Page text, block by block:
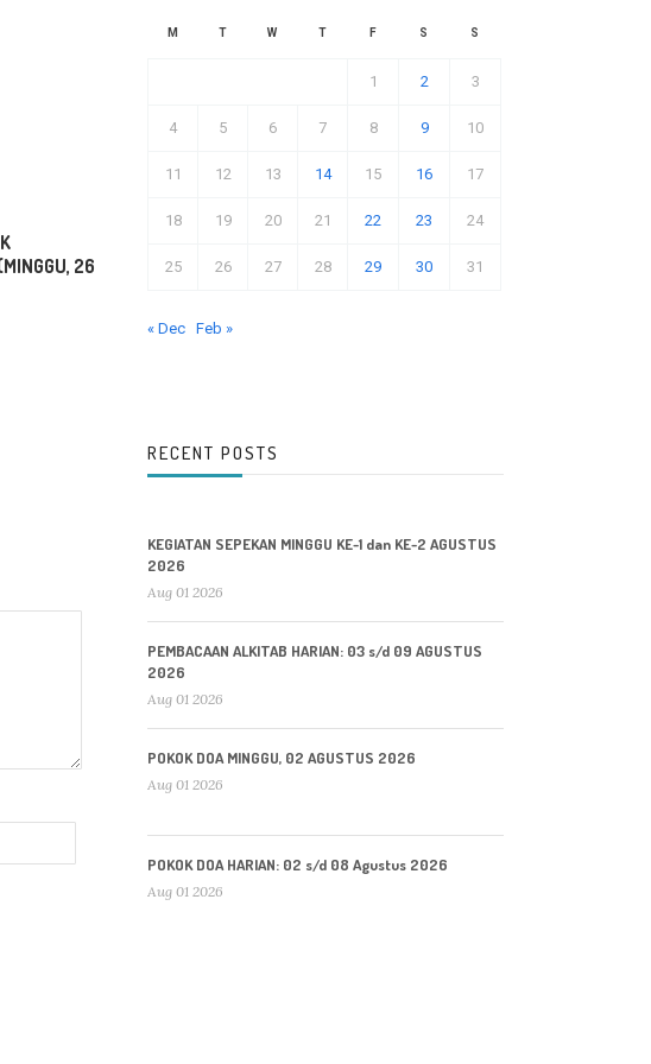
26
M T W T F S S
1 2 3
4 5 6 7 8 9 10
11 12 13 14 15 16 17
18 19 20 21 22 23 24
25 26 27 28 29 30 31
« Dec Feb »
RECENT POSTS
KEGIATAN SEPEKAN MINGGU KE-1 dan KE-2 AGUSTUS
2026
Aug 01 2026
PEMBACAAN ALKITAB HARIAN: 03 s/d 09 AGUSTUS
2026
Aug 01 2026
POKOK DOA MINGGU, 02 AGUSTUS 2026
Aug 01 2026
POKOK DOA HARIAN: 02 s/d 08 Agustus 2026
Aug 01 2026